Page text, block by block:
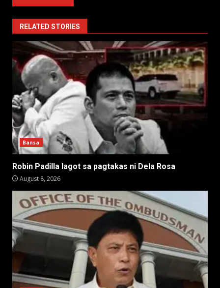
RELATED STORIES
Bansa
Robin Padilla lagot sa pagtakas ni Dela Rosa
August 8, 2026